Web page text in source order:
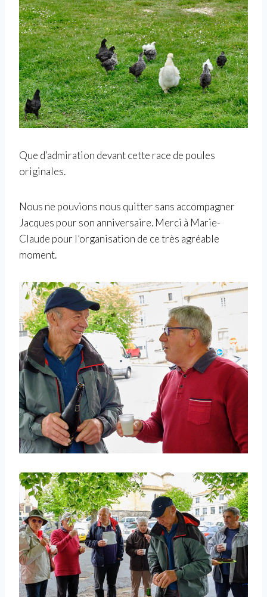
Que d’admiration devant cette race de poules
originales.
Nous ne pouvions nous quitter sans accompagner
Jacques pour son anniversaire. Merci à Marie-
Claude pour l’organisation de ce très agréable
moment.